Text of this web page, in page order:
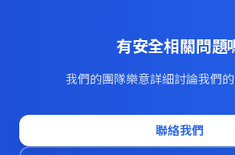
有安全相關問題
我們的團隊樂意詳細討論我們的
聯絡我們